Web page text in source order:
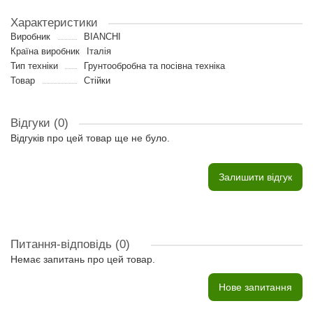
Характеристики
Виробник
BIANCHI
Країна виробник
Італія
Тип техніки
Грунтообробна та посівна техніка
Товар
Стійки
Відгуки (0)
Відгуків про цей товар ще не було.
Залишити відгук
Питання-відповідь (0)
Немає запитань про цей товар.
Нове запитання